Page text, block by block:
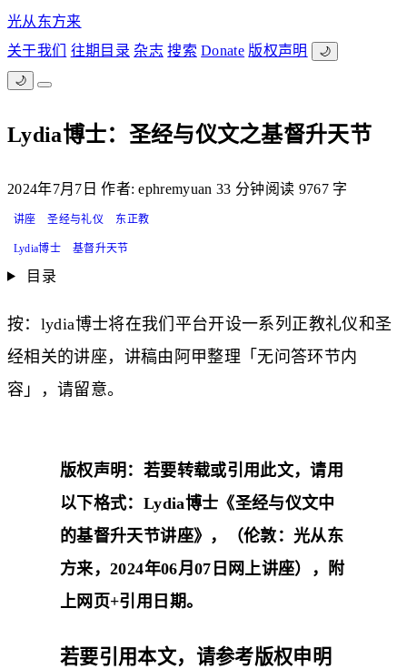
光从东方来
关于我们
往期目录 杂志 搜索 Donate 版权声明 🌙
🌙
Lydia博士：圣经与仪文之基督升天节
2024年7月7日 作者: ephremyuan 33 分钟阅读 9767 字
讲座 圣经与礼仪 东正教
Lydia博士 基督升天节
目录
按：lydia博士将在我们平台开设一系列正教礼仪和圣
经相关的讲座，讲稿由阿甲整理「无问答环节内
容」，请留意。
版权声明：若要转载或引用此文，请用
以下格式：Lydia博士《圣经与仪文中
的基督升天节讲座》，（伦敦：光从东
方来，2024年06月07日网上讲座），附
上网页+引用日期。
若要引用本文，请参考版权申明